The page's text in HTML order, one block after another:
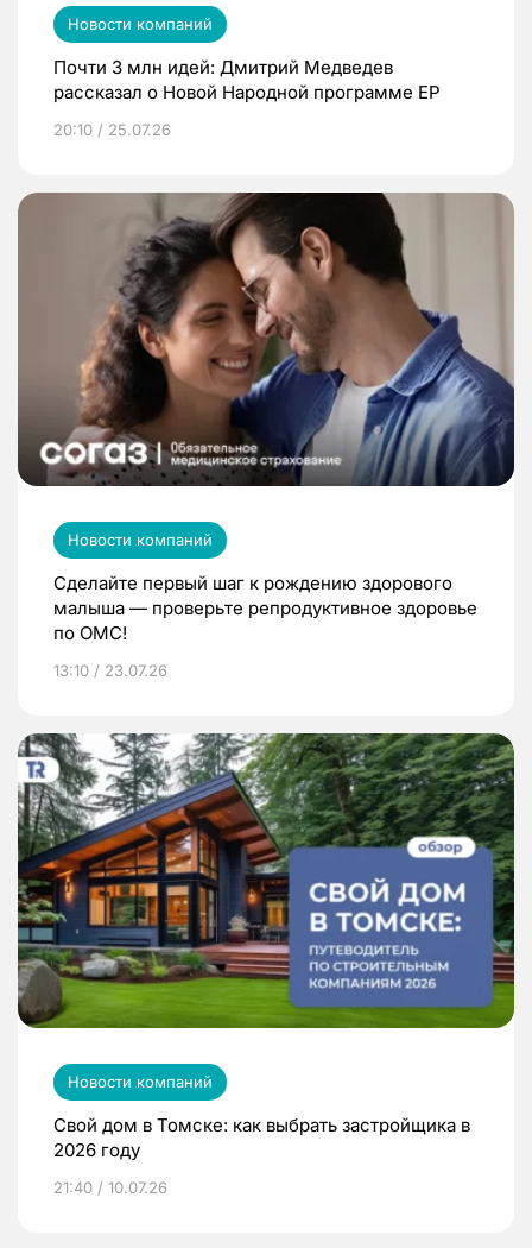
Новости компаний
Почти 3 млн идей: Дмитрий Медведев
рассказал о Новой Народной программе ЕР
20:10 / 25.07.26
Новости компаний
Сделайте первый шаг к рождению здорового
малыша — проверьте репродуктивное здоровье
по ОМС!
13:10 / 23.07.26
Новости компаний
Свой дом в Томске: как выбрать застройщика в
2026 году
21:40 / 10.07.26